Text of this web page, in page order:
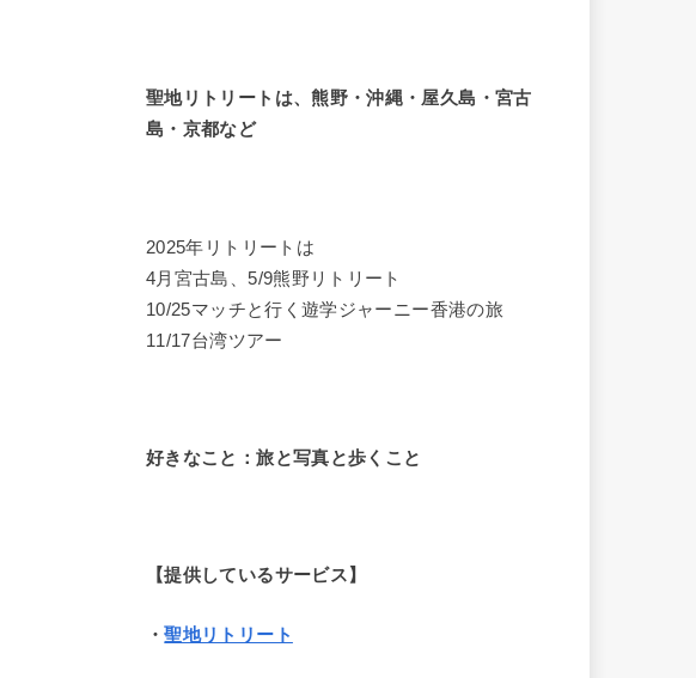
聖地リトリートは、熊野・沖縄・屋久島・宮古
島・京都など
2025年リトリートは
4月宮古島、5/9熊野リトリート
10/25マッチと行く遊学ジャーニー香港の旅
11/17台湾ツアー
好きなこと：旅と写真と歩くこと
【提供しているサービス】
・聖地リトリート